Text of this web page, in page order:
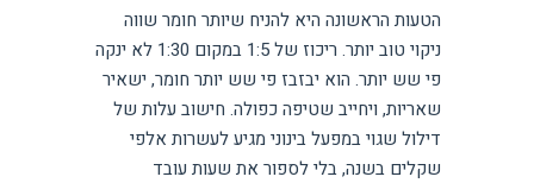
הטעות הראשונה היא להניח שיותר חומר שווה
ניקוי טוב יותר. ריכוז של 1:5 במקום 1:30 לא ינקה
פי שש יותר. הוא יבזבז פי שש יותר חומר, ישאיר
שאריות, ויחייב שטיפה כפולה. חישוב עלות של
דילול שגוי במפעל בינוני מגיע לעשרות אלפי
שקלים בשנה, בלי לספור את שעות עובד